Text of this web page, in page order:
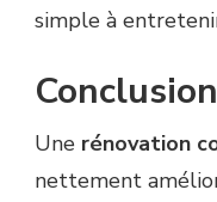
simple à
Conclusion
Une rénovation
nettement